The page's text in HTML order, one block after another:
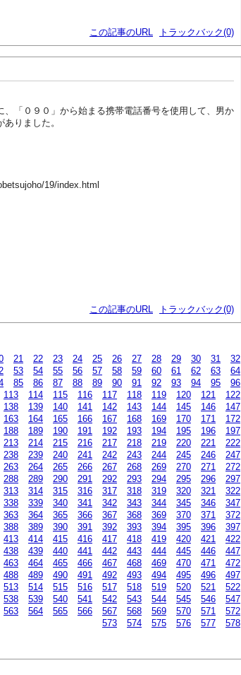
この記事のURL トラックバック(0)
「０９０」から始まる携帯電話番号を使用して、男か
りました。
19/index.html
この記事のURL トラックバック(0)
21 22 23 24 25 26 27 28 29 30 31
32
53 54 55 56 57 58 59 60 61 62 63
64
85 86 87 88 89 90 91 92 93 94 95
96
113 114 115 116 117 118 119 120 121
122
138 139 140 141 142 143 144 145 146
147
163 164 165 166 167 168 169 170 171
172
188 189 190 191 192 193 194 195 196
197
213 214 215 216 217 218 219 220 221
222
238 239 240 241 242 243 244 245 246
247
263 264 265 266 267 268 269 270 271
272
288 289 290 291 292 293 294 295 296
297
313 314 315 316 317 318 319 320 321
322
338 339 340 341 342 343 344 345 346
347
363 364 365 366 367 368 369 370 371
372
388 389 390 391 392 393 394 395 396
397
413 414 415 416 417 418 419 420 421
422
438 439 440 441 442 443 444 445 446
447
463 464 465 466 467 468 469 470 471
472
488 489 490 491 492 493 494 495 496
497
513 514 515 516 517 518 519 520 521
522
538 539 540 541 542 543 544 545 546
547
563 564 565 566 567 568 569 570 571
572
573
574 575 576 577 578